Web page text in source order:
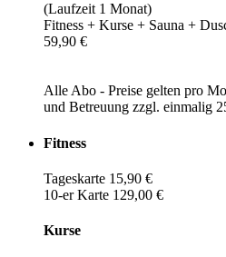
(Laufzeit 1 Monat)
Fitness + Kurse + Sauna +
59,90 €
Alle Abo - Preise gelten pro
und Betreuung zzgl. einmalig
Fitness
Tageskarte 15,90 €
10-er Karte 129,00 €
Kurse